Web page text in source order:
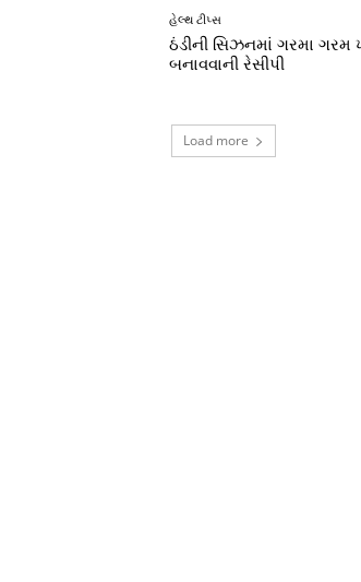
હેલ્થ ટીપ્સ
ઠંડીની સિઝનમાં ગરમા ગરમ
બનાવવાની રેસીપી
Load more